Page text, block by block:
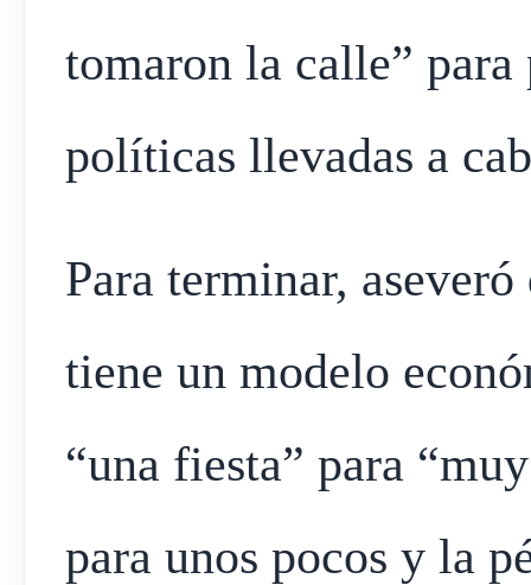
tomaron la calle” para
políticas llevadas a
Para terminar,
tiene un modelo
“una fiesta” para
para unos pocos y la